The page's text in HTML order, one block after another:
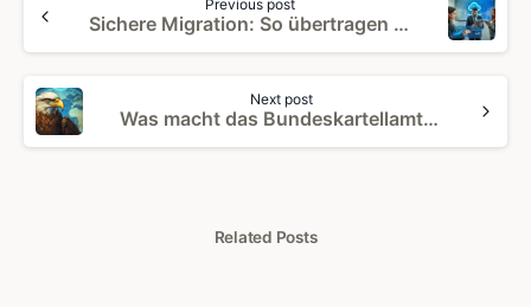
Reading
Previous post
Sichere Migration: So übertragen Sie Unternehmensdaten problemlos in den docurex®-Datenraum
Next post
Was macht das Bundeskartellamt? Ein Einblick in seine Aufgaben.
Related Posts